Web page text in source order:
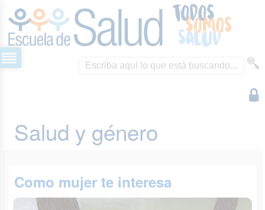
Salud y género
Como mujer te interesa